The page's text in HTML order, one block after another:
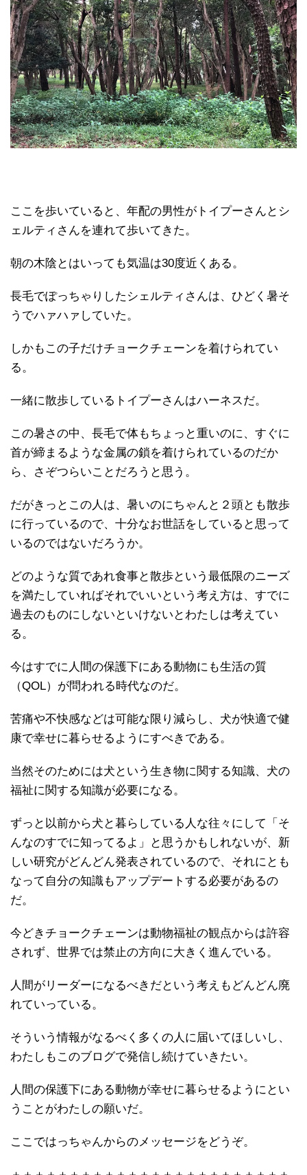
ここを歩いていると、年配の男性がトイプーさんとシ
ェルティさんを連れて歩いてきた。
朝の木陰とはいっても気温は30度近くある。
長毛でぽっちゃりしたシェルティさんは、ひどく暑そ
うでハァハァしていた。
しかもこの子だけチョークチェーンを着けられてい
る。
一緒に散歩しているトイプーさんはハーネスだ。
この暑さの中、長毛で体もちょっと重いのに、すぐに
首が締まるような金属の鎖を着けられているのだか
ら、さぞつらいことだろうと思う。
だがきっとこの人は、暑いのにちゃんと２頭とも散歩
に行っているので、十分なお世話をしていると思って
いるのではないだろうか。
どのような質であれ食事と散歩という最低限のニーズ
を満たしていればそれでいいという考え方は、すでに
過去のものにしないといけないとわたしは考えてい
る。
今はすでに人間の保護下にある動物にも生活の質
（QOL）が問われる時代なのだ。
苦痛や不快感などは可能な限り減らし、犬が快適で健
康で幸せに暮らせるようにすべきである。
当然そのためには犬という生き物に関する知識、犬の
福祉に関する知識が必要になる。
ずっと以前から犬と暮らしている人な往々にして「そ
んなのすでに知ってるよ」と思うかもしれないが、新
しい研究がどんどん発表されているので、それにとも
なって自分の知識もアップデートする必要があるの
だ。
今どきチョークチェーンは動物福祉の観点からは許容
されず、世界では禁止の方向に大きく進んでいる。
人間がリーダーになるべきだという考えもどんどん廃
れていっている。
そういう情報がなるべく多くの人に届いてほしいし、
わたしもこのブログで発信し続けていきたい。
人間の保護下にある動物が幸せに暮らせるようにとい
うことがわたしの願いだ。
ここではっちゃんからのメッセージをどうぞ。